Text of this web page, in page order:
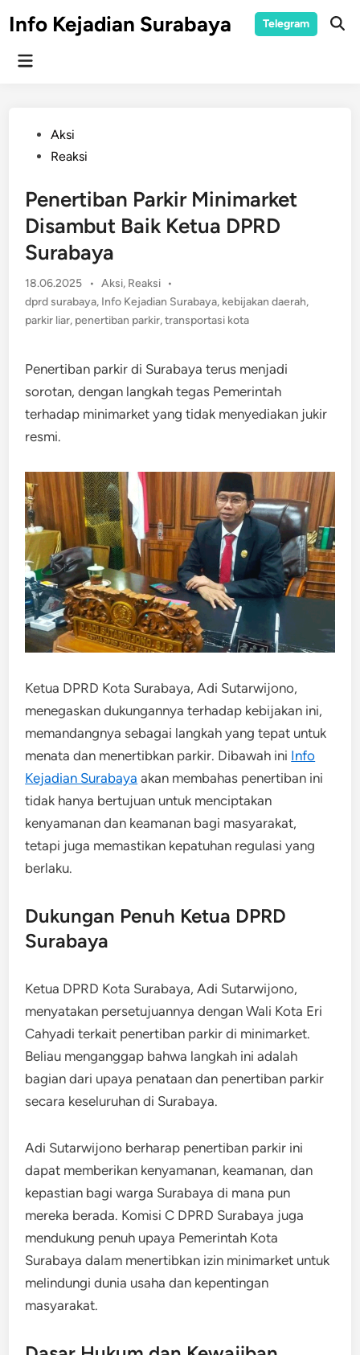
toInfo Kejadian Surabaya Telegram
Main
PostedAksi
Reaksi
Penertiban Parkir Minimarket
Disambut Baik Ketua DPRD
Surabaya
18.06.2025 • Posted
in
Aksi, Reaksi •
dprd surabaya, Info Kejadian Surabaya, kebijakan daerah,
parkir liar, penertiban parkir,transportasi kota
Penertiban parkir di Surabaya terus menjadi
sorotan, dengan langkah tegas Pemerintah
terhadap minimarket yang tidak menyediakan jukir
resmi.
Ketua DPRD Kota Surabaya, Adi Sutarwijono,
menegaskan dukungannya terhadap kebijakan ini,
memandangnya sebagai langkah yang tepat untuk
menata dan menertibkan parkir. Dibawah ini Info
Kejadian Surabaya akan membahas penertiban ini
tidak hanya bertujuan untuk menciptakan
kenyamanan dan keamanan bagi masyarakat,
tetapi juga memastikan kepatuhan regulasi yang
berlaku.
Dukungan Penuh Ketua DPRD
Surabaya
Ketua DPRD Kota Surabaya, Adi Sutarwijono,
menyatakan persetujuannya dengan Wali Kota Eri
Cahyadi terkait penertiban parkir di minimarket.
Beliau menganggap bahwa langkah ini adalah
bagian dari upaya penataan dan penertiban parkir
secara keseluruhan di Surabaya.
Adi Sutarwijono berharap penertiban parkir ini
dapat memberikan kenyamanan, keamanan, dan
kepastian bagi warga Surabaya di mana pun
mereka berada. Komisi C DPRD Surabaya juga
mendukung penuh upaya Pemerintah Kota
Surabaya dalam menertibkan izin minimarket untuk
melindungi dunia usaha dan kepentingan
masyarakat.